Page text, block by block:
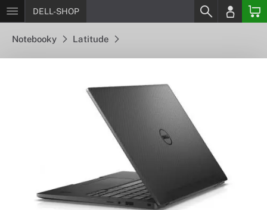
DELL-SHOP
Notebooky Latitude